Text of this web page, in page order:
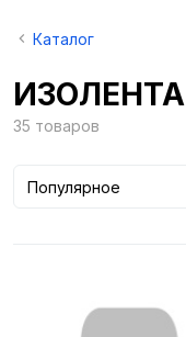
Каталог
ИЗОЛЕНТА
35 товаров
Популярное